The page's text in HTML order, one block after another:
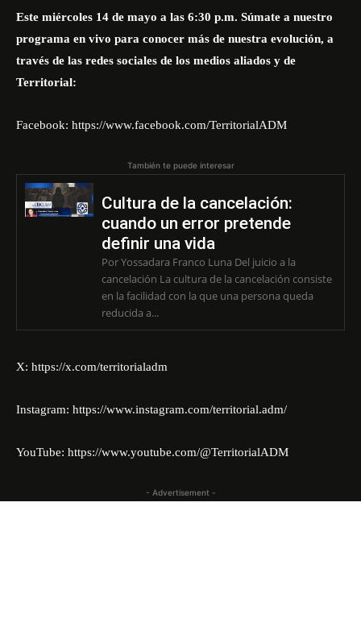
Este miércoles 14 de mayo a las 6:30 p.m. Súmate a nuestro
programa en vivo para conocer más de nuestra evolución, a
través de las redes sociales de los medios aliados y de
Territorial:
Facebook: https://www.facebook.com/TerritorialADM
También te puede interesar
Cultura de la cancelación:
cuando un error pretende
definir una vida
Por Yossadara Franco Luna Del juicio a la
cancelación La cultura de la cancelación consiste
en la facilidad con la que una persona queda
reducida a...
X: https://x.com/territorialadm
Instagram: https://www.instagram.com/territorial.adm/
YouTube: https://www.youtube.com/@TerritorialADM
- Advertisement -